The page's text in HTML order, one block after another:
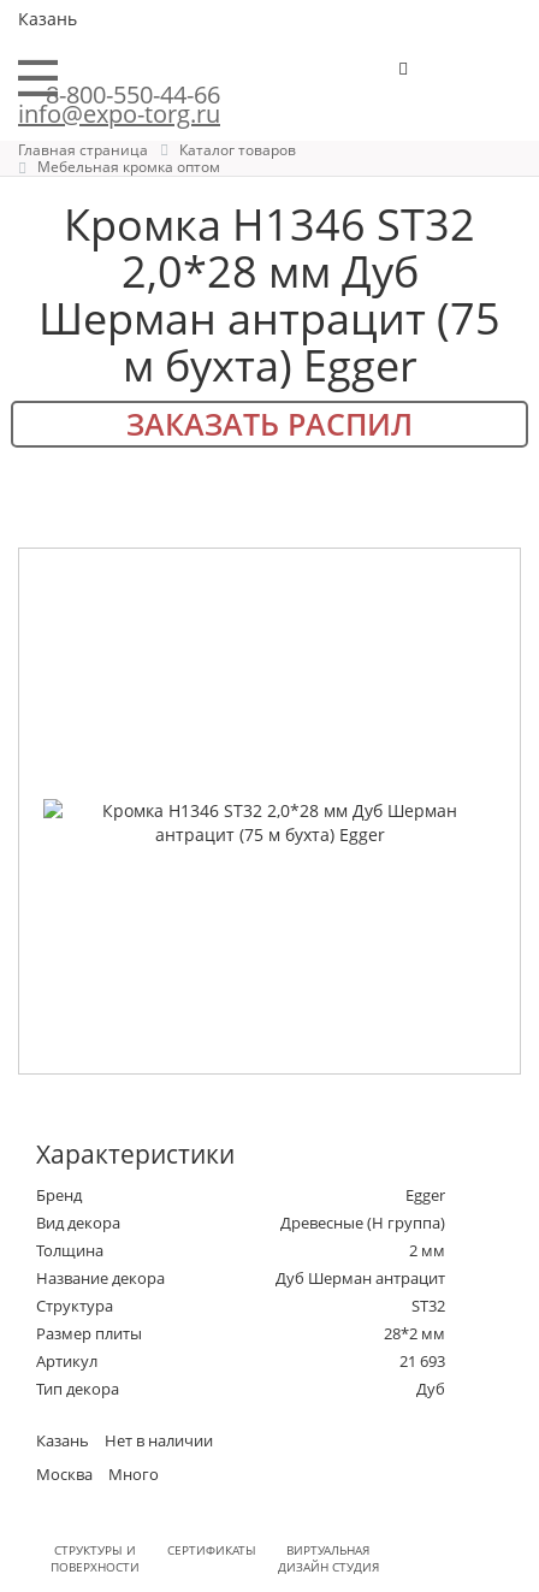
Казань
8-800-550-44-66
info@expo-torg.ru
Главная страница
Каталог товаров
Мебельная кромка оптом
Кромка H1346 ST32
2,0*28 мм Дуб
Шерман антрацит (75
м бухта) Egger
ЗАКАЗАТЬ РАСПИЛ
Характеристики
Бренд
Egger
Вид декора
Древесные (Н группа)
Толщина
2 мм
Название декора
Дуб Шерман антрацит
Структура
ST32
Размер плиты
28*2 мм
Артикул
21 693
Тип декора
Дуб
Казань
Нет в наличии
Москва
Много
СТРУКТУРЫ И
ПОВЕРХНОСТИ
СЕРТИФИКАТЫ
ВИРТУАЛЬНАЯ
ДИЗАЙН СТУДИЯ